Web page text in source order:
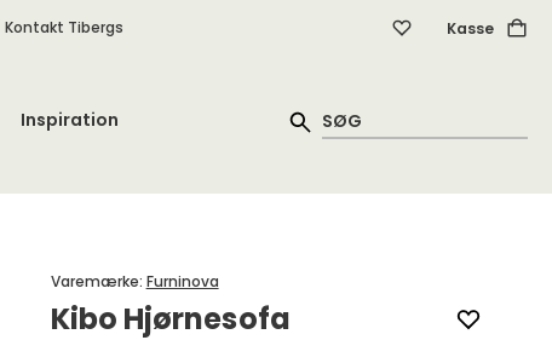
Kontakt Tibergs Kasse
Inspiration
Kibo Hjørnesofa
Varemærke: Furninova